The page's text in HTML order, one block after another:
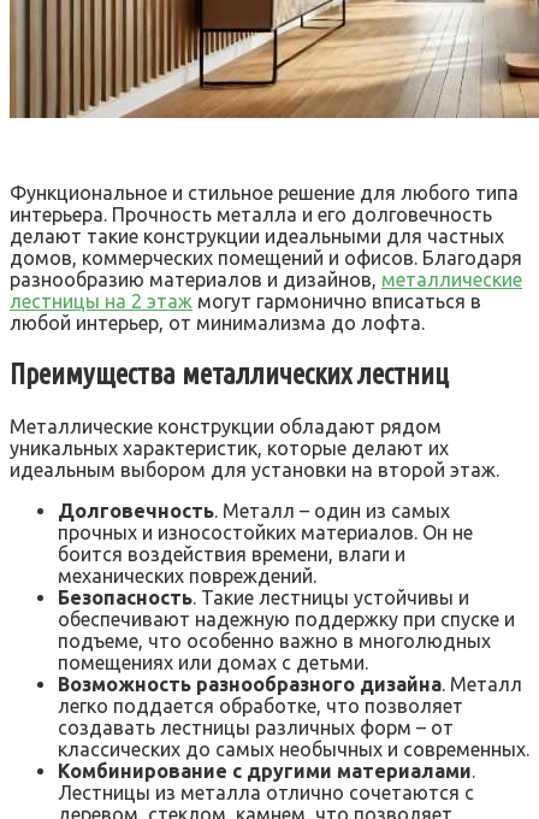
Функциональное и стильное решение для любого типа
интерьера. Прочность металла и его долговечность
делают такие конструкции идеальными для частных
домов, коммерческих помещений и офисов. Благодаря
разнообразию материалов и дизайнов, металлические
лестницы на 2 этаж могут гармонично вписаться в
любой интерьер, от минимализма до лофта.
Преимущества металлических лестниц
Металлические конструкции обладают рядом
уникальных характеристик, которые делают их
идеальным выбором для установки на второй этаж.
Долговечность. Металл – один из самых
прочных и износостойких материалов. Он не
боится воздействия времени, влаги и
механических повреждений.
Безопасность. Такие лестницы устойчивы и
обеспечивают надежную поддержку при спуске и
подъеме, что особенно важно в многолюдных
помещениях или домах с детьми.
Возможность разнообразного дизайна. Металл
легко поддается обработке, что позволяет
создавать лестницы различных форм – от
классических до самых необычных и современных.
Комбинирование с другими материалами.
Лестницы из металла отлично сочетаются с
деревом, стеклом, камнем, что позволяет